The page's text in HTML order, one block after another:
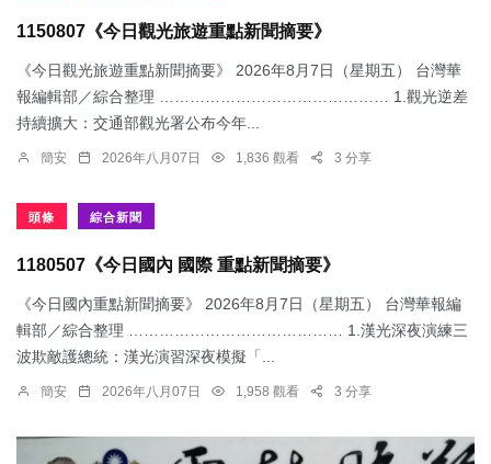
1150807《今日觀光旅遊重點新聞摘要》
《今日觀光旅遊重點新聞摘要》 2026年8月7日（星期五） 台灣華
報編輯部／綜合整理 ……………………………………… 1.觀光逆差
持續擴大：交通部觀光署公布今年...
簡安 2026年八月07日 1,836 觀看 3 分享
頭條 綜合新聞
1180507《今日國內 國際 重點新聞摘要》
《今日國內重點新聞摘要》 2026年8月7日（星期五） 台灣華報編
輯部／綜合整理 …………………………………… 1.漢光深夜演練三
波欺敵護總統：​漢光演習深夜模擬「...
簡安 2026年八月07日 1,958 觀看 3 分享